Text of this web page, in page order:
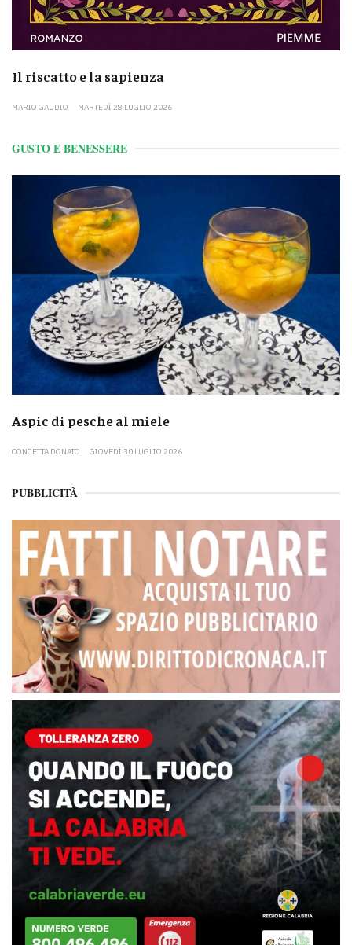
Il riscatto e la sapienza
MARIO GAUDIO MARTEDÌ 28 LUGLIO 2026
GUSTO E BENESSERE
Aspic di pesche al miele
CONCETTA DONATO GIOVEDÌ 30 LUGLIO 2026
PUBBLICITÀ